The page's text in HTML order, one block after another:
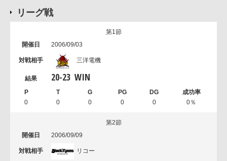
リーグ戦
第1節
2006/09/03
三洋電機
20-23 WIN
0 0 0 0 0 0％
第2節
2006/09/09
リコー